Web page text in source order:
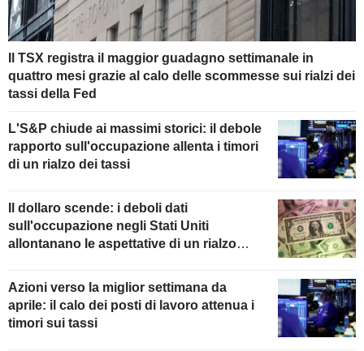
Il TSX registra il maggior guadagno settimanale in
quattro mesi grazie al calo delle scommesse sui rialzi dei
tassi della Fed
L'S&P chiude ai massimi storici: il debole
rapporto sull'occupazione allenta i timori
di un rialzo dei tassi
Il dollaro scende: i deboli dati
sull'occupazione negli Stati Uniti
allontanano le aspettative di un rialzo
Azioni verso la miglior settimana da
aprile: il calo dei posti di lavoro attenua i
timori sui tassi